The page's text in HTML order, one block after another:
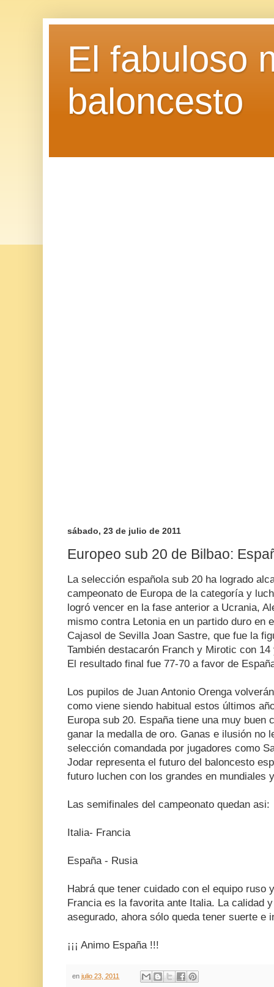
El fabuloso
baloncesto
sábado, 23 de julio de 2011
Europeo sub 20 de Bilbao:
La selección española sub 20 ha logrado
campeonato de Europa de la categoría y
logró vencer en la fase anterior a Ucrania,
mismo contra Letonia en un partido duro en
Cajasol de Sevilla Joan Sastre, que fue la
También destacarón Franch y Mirotic con
El resultado final fue 77-70 a favor de
Los pupilos de Juan Antonio Orenga
como viene siendo habitual estos últimos
Europa sub 20. España tiene una muy buen
ganar la medalla de oro. Ganas e ilusión no
selección comandada por jugadores como
Jodar representa el futuro del baloncesto
futuro luchen con los grandes en mundiales
Las semifinales del campeonato quedan asi:
Italia- Francia
España - Rusia
Habrá que tener cuidado con el equipo ruso
Francia es la favorita ante Italia. La calidad
asegurado, ahora sólo queda tener suerte e
¡¡¡ Animo España !!!
en julio 23, 2011